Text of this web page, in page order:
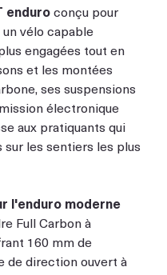
enduroconçu pour
vélo capable
engagées tout en
et les montées
ses suspensions
électronique
aux pratiquants qui
les sentiers les plus
l'enduro moderne
Full Carbon à
160 mm de
de direction ouvert à